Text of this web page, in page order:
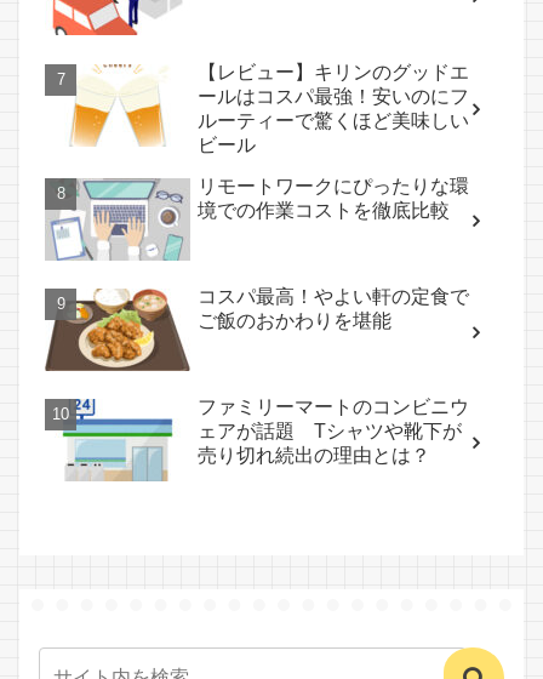
【レビュー】キリンのグッドエ
ールはコスパ最強！安いのにフ
ルーティーで驚くほど美味しい
ビール
リモートワークにぴったりな環
境での作業コストを徹底比較
コスパ最高！やよい軒の定食で
ご飯のおかわりを堪能
ファミリーマートのコンビニウ
ェアが話題 Tシャツや靴下が
売り切れ続出の理由とは？